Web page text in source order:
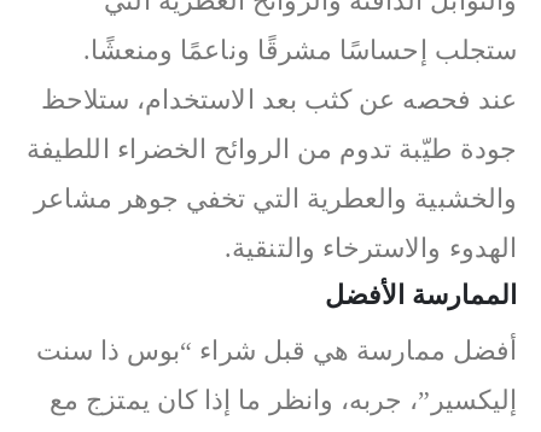
ستجلب إحساسًا مشرقًا وناعمًا ومنعشًا.
عند فحصه عن كثب بعد الاستخدام، ستلاحظ
جودة طيّبة تدوم من الروائح الخضراء اللطيفة
والخشبية والعطرية التي تخفي جوهر مشاعر
الهدوء والاسترخاء والتنقية.
الممارسة الأفضل
أفضل ممارسة هي قبل شراء “بوس ذا سنت
إليكسير”، جربه، وانظر ما إذا كان يمتزج مع